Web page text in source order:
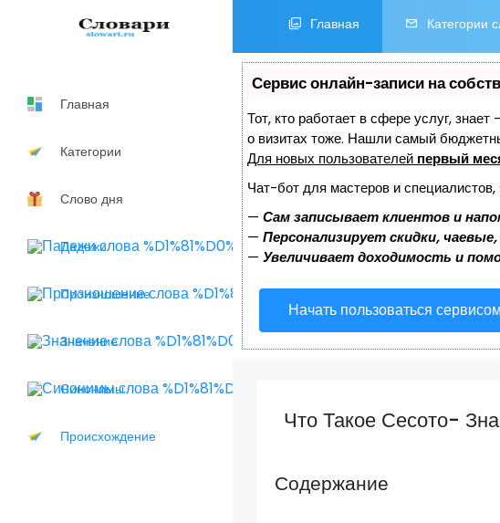
Главная Категории
Главная
Категории
Слово дня
Падежи
Произношение
Значение
Синонимы
Происхождение
Сервис онлайн-записи на
Тот, кто работает в сфере услуг,
о визитах тоже. Нашли самый
Для новых пользователей первый
Чат-бот для мастеров и
— Сам записывает клиентов и
— Персонализирует скидки,
— Увеличивает доходимость и
Начать пользоваться сервисом
Что Такое Сесото-
Содержание